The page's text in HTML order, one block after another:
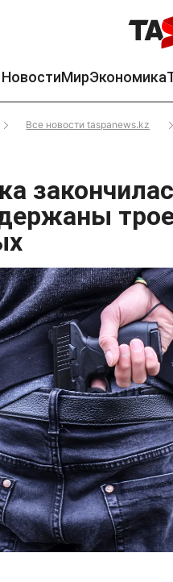
НовостиМирЭкономика
Все новости taspanews.kz